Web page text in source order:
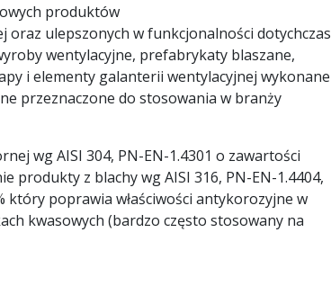
produktów
ulepszonych w funkcjonalności dotychczas
wentylacyjne, prefabrykaty blaszane,
i elementy galanterii wentylacyjnej wykonane
przeznaczone do stosowania w branży
wg AISI 304, PN-EN-1.4301 o zawartości
produkty z blachy wg AISI 316, PN-EN-1.4404,
poprawia właściwości antykorozyjne w
kwasowych (bardzo często stosowany na